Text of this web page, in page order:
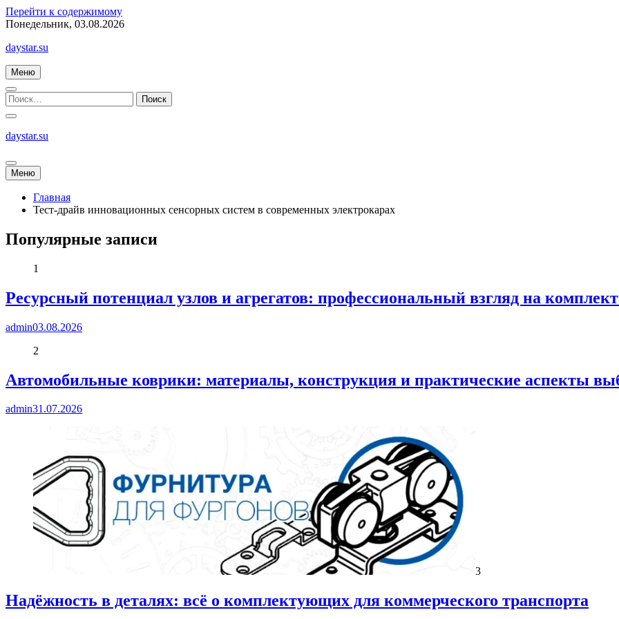
Перейти к содержимому
Понедельник, 03.08.2026
daystar.su
Меню
daystar.su
Меню
Главная
Тест-драйв инновационных сенсорных систем в современных электрокарах
Популярные записи
1
Ресурсный потенциал узлов и агрегатов: профессиональный взгляд на
admin03.08.2026
2
Автомобильные коврики: материалы, конструкция и практические аспекты
admin31.07.2026
3
Надёжность в деталях: всё о комплектующих для коммерческого транспорта